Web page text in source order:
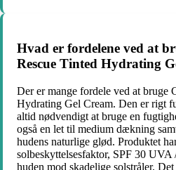
Hvad er fordelene ved at
Rescue Tinted Hydrating
Der er mange fordele ved at bruge
Hydrating Gel Cream. Den er rigt
altid nødvendigt at bruge en
også en let til medium dækning
hudens naturlige glød. Produktet
solbeskyttelsesfaktor, SPF 30
huden mod skadelige solstråler.